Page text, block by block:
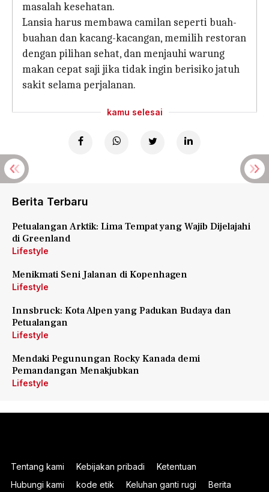
masalah kesehatan.
Lansia harus membawa camilan seperti buah-
buahan dan kacang-kacangan, memilih restoran
dengan pilihan sehat, dan menjauhi warung
makan cepat saji jika tidak ingin berisiko jatuh
sakit selama perjalanan.
kamu selesai
Berita Terbaru
Petualangan Arktik: Lima Tempat yang Wajib Dijelajahi
di Greenland
Lifestyle
Menikmati Seni Jalanan di Kopenhagen
Lifestyle
Innsbruck: Kota Alpen yang Padukan Budaya dan
Petualangan
Lifestyle
Mendaki Pegunungan Rocky Kanada demi
Pemandangan Menakjubkan
Lifestyle
Tentang kami Kebijakan pribadi
Ketentuan
Hubungi kami
kode etik Keluhan ganti rugi Berita